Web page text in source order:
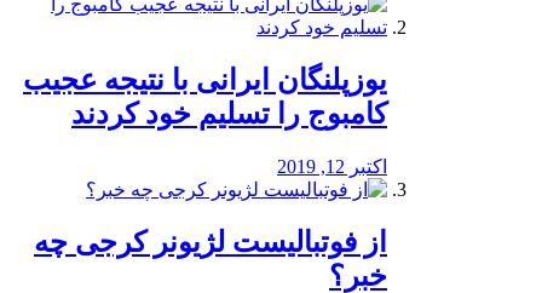
یوزپلنگان ایرانی با نتیجه عجیب
کامبوج را تسلیم خود کردند
اکتبر 12, 2019
از فوتبالیست لژیونر کرجی چه
خبر؟